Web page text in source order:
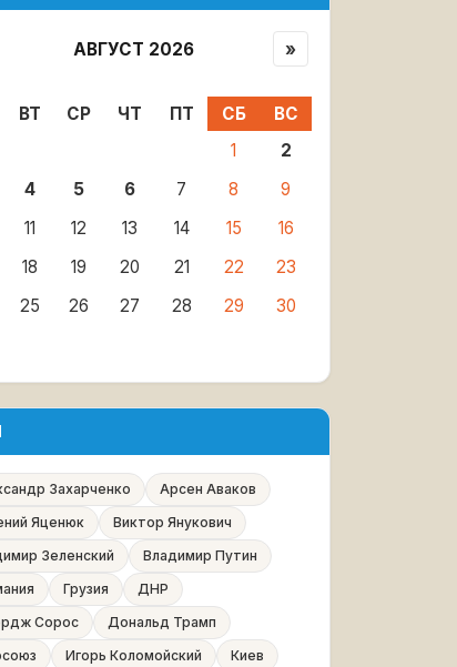
АВГУСТ 2026 »
ВТ СР ЧТ ПТ СБ
ВС
1
2
4 5 6 7 8
9
11 12 13 14 15
16
18 19 20 21 22
23
25 26 27 28 29
30
Захарченко
Арсен Аваков
Яценюк
Виктор Янукович
Зеленский
Владимир Путин
Грузия
ДНР
Сорос
Дональд Трамп
Игорь Коломойский
Киев